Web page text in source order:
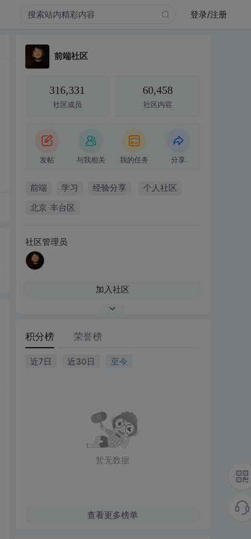
登录/注册
前端社区
316,331
社区成员
60,458
社区内容
发帖 与我相关 我的任务 分享
前端 学习 经验分享 个人社区
北京·丰台区
社区管理员
加入社区
积分榜 荣誉榜
近7日 近30日 至今
暂无数据
查看更多榜单